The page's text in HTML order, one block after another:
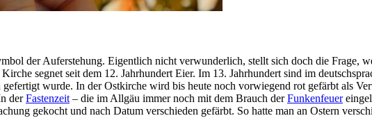
der Auferstehung. Eigentlich nicht verwunderlich, stellt sich doch die Frage,
segnet seit dem 12. Jahrhundert Eier. Im 13. Jahrhundert sind im
wurde. In der Ostkirche wird bis heute noch vorwiegend rot gefärbt als
derFastenzeit – die im Allgäu immer noch mit dem Brauch derFunkenfeuer
gekocht und nach Datum verschieden gefärbt. So hatte man an Ostern